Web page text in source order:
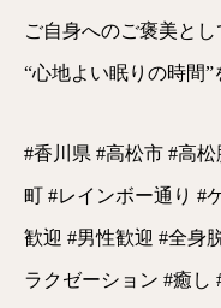
ご自身へのご褒美と
“心地よい眠りの時間
#香川県 #高松市 #高
町 #レインボー通り #
歓迎 #男性歓迎 #全身
ラクゼーション #癒し